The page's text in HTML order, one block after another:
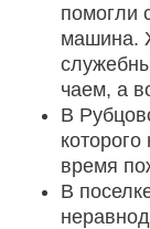
помогли
машина.
чаем, а
В
время
В